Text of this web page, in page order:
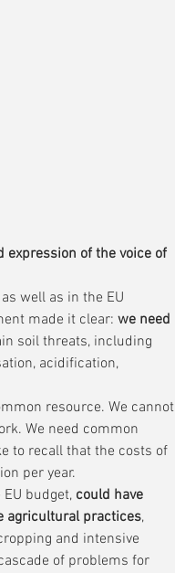
expression of the voice of
well as in the EU
made it clear: we need
soil threats, including
acidification,
resource. We cannot
We need common
to recall that the costs of
per year.
budget, could have
agricultural practices,
and intensive
of problems for